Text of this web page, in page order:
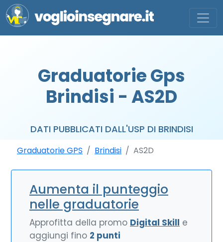
Graduatorie Gps
Brindisi - AS2D
DATI PUBBLICATI DALL'USP DI BRINDISI
Graduatorie GPS Brindisi AS2D
Aumenta il punteggio
nelle graduatorie
Approfitta della promo Digital Skill e
aggiungi fino 2 punti